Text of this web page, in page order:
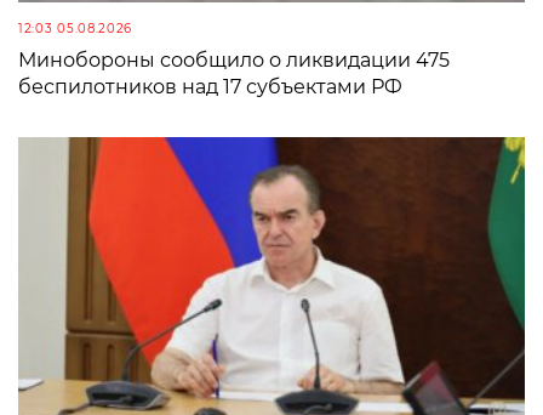
12:03 05.08.2026
Минобороны сообщило о ликвидации 475
беспилотников над 17 субъектами РФ